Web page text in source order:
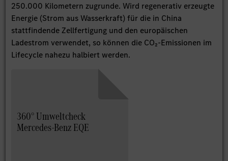
250.000 Kilometern zugrunde. Wird regenerativ erzeugte
Energie (Strom aus Wasserkraft) für die in China
stattfindende Zellfertigung und den europäischen
Ladestrom verwendet, so können die CO₂-Emissionen im
Lifecycle nahezu halbiert werden.
360° Umweltcheck
Mercedes-Benz EQE